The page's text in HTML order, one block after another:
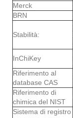
Merck
BRN
Stabilità:
InChiKey
Riferimento al
database CAS
Riferimento di
chimica del NIST
Sistema di registro